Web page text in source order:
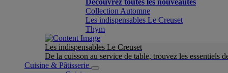
Découvrez toutes les nouveautés
Collection Automne
Les indispensables Le Creuset
Thym
Les indispensables Le Creuset
De la cuisson au service de table, trouvez les essentiels
Cuisine & Pâtisserie